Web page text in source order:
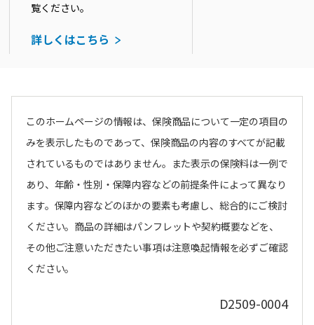
覧ください。
詳しくはこちら
このホームページの情報は、保険商品について一定の項目の
みを表示したものであって、保険商品の内容のすべてが記載
されているものではありません。また表示の保険料は一例で
あり、年齢・性別・保障内容などの前提条件によって異なり
ます。保障内容などのほかの要素も考慮し、総合的にご検討
ください。商品の詳細はパンフレットや契約概要などを、
その他ご注意いただきたい事項は注意喚起情報を必ずご確認
ください。
D2509-0004